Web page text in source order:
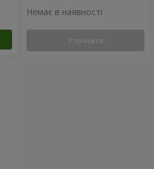
Немає в наявності
Уточнити